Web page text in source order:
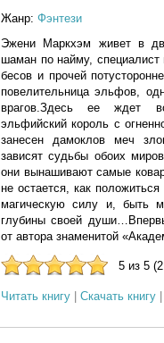
Жанр: Фэнтези
Эжени Маркхэм живет в
шаман по найму,
бесов и прочей
повелительница эльфов,
врагов.Здесь ее ждет
эльфийский король с
занесен дамоклов меч
зависят судьбы обоих
они вынашивают самые
не остается, как
магическую силу и, быть
глубины своей
от автора знаменитой
5 из 5
Читать книгу Скачать книгу